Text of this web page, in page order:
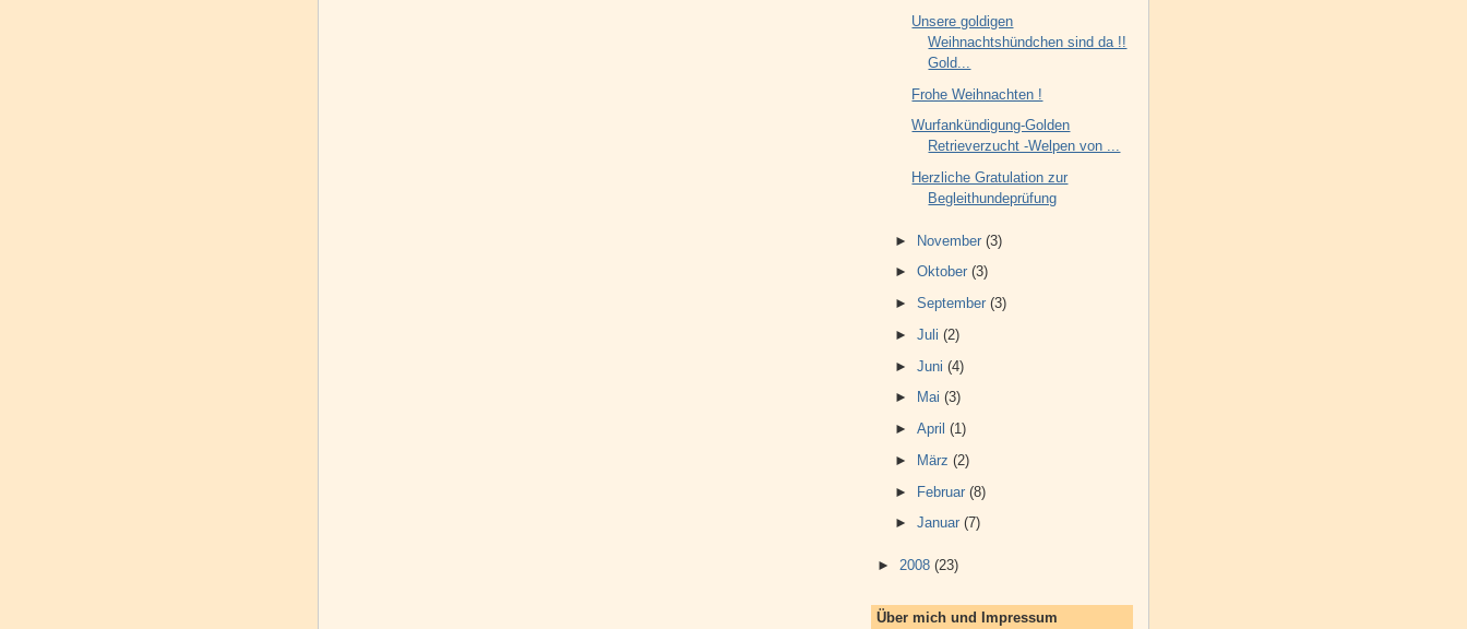
Unsere goldigen
Weihnachtshündchen sind da !!
Gold...
Frohe Weihnachten !
Wurfankündigung-Golden
Retrieverzucht -Welpen von ...
Herzliche Gratulation zur
Begleithundeprüfung
► November (3)
► Oktober (3)
► September (3)
► Juli (2)
► Juni (4)
►
Mai (3)
► April (1)
►
März (2)
► Februar (8)
► Januar (7)
► 2008 (23)
Über mich und Impressum